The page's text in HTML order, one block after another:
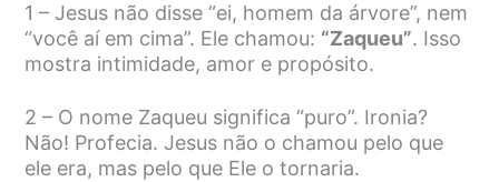
1 – Jesus não disse “ei, homem da árvore”, nem
“você aí em cima”. Ele chamou: “Zaqueu”. Isso
mostra intimidade, amor e propósito.
2 – O nome Zaqueu significa “puro”. Ironia?
Não! Profecia. Jesus não o chamou pelo que
ele era, mas pelo que Ele o tornaria.